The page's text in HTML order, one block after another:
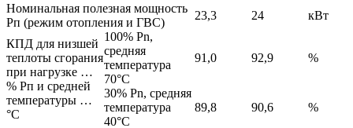
Номинальная полезная мощность
Рп (режим отопления и ГВС)
23,3 24 кВт
КПД для низшей
теплоты сгорания
при нагрузке …
% Рп и средней
температуры …
°C
100% Pn,
средняя
температура
70°C
91,0 92,9 %
30% Pn, средняя
температура
40°C
89,8 90,6 %